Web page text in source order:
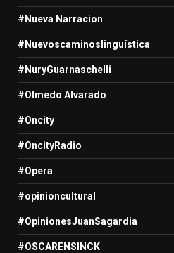
#Nueva Narracion
#Nuevoscaminoslinguística
#NuryGuarnaschelli
#Olmedo Alvarado
#Oncity
#OncityRadio
#Opera
#opinioncultural
#OpinionesJuanSagardia
#OSCARENSINCK